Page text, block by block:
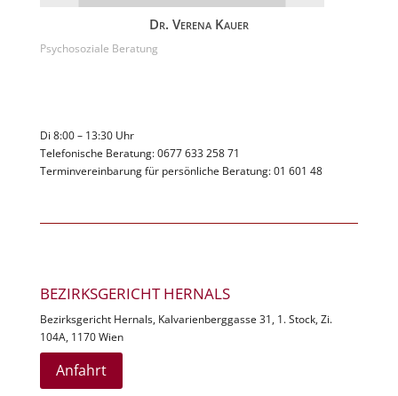
Dr. Verena Kauer
Psychosoziale Beratung
Di 8:00 – 13:30 Uhr
Telefonische Beratung: 0677 633 258 71
Terminvereinbarung für persönliche Beratung: 01 601 48
BEZIRKSGERICHT HERNALS
Bezirksgericht Hernals, Kalvarienberggasse 31, 1. Stock, Zi.
104A, 1170 Wien
Anfahrt